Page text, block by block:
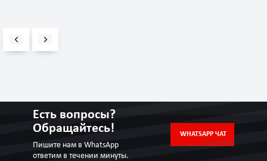
Есть вопросы?
Обращайтесь!
Пишите нам в WhatsApp
ответим в течении минуты.
WHATSAPP ЧАТ